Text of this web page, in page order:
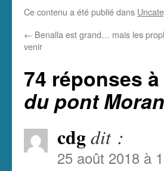
Ce contenu a été publié dans
← Benalla est grand… mais les
venir
74 réponses à
du pont
cdgdit :
25 août 2018 à